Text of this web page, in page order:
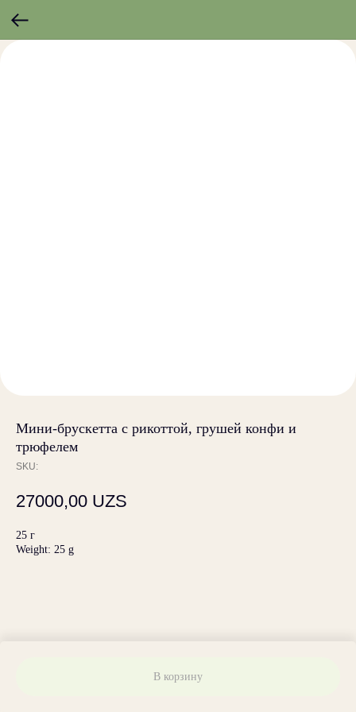
Мини-брускетта с рикоттой, грушей конфи и
трюфелем
SKU:
27000,00 UZS
В корзину
25 г
Weight: 25 g